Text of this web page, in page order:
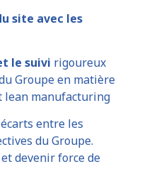
site avec les
le suivi rigoureux
Groupe en matière
lean manufacturing
entre les
du Groupe.
devenir force de